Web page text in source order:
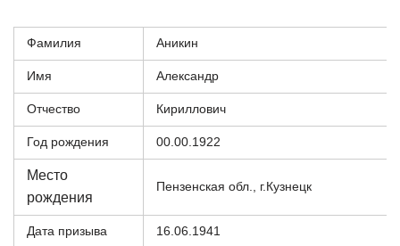
Фамилия Аникин
Имя Александр
Отчество Кириллович
Год рождения 00.00.1922
Место
рождения
Пензенская обл., г.Кузнецк
Дата призыва 16.06.1941